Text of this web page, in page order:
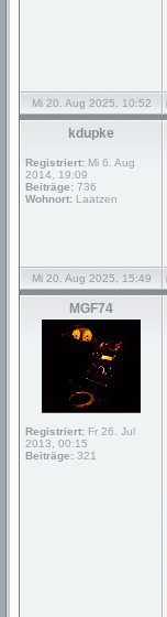
Mi 20. Aug 2025, 10:52
kdupke
Registriert: Mi 6. Aug
2014, 19:09
Beiträge: 736
Wohnort: Laatzen
Mi 20. Aug 2025, 15:49
MGF74
Registriert: Fr 26. Jul
2013, 00:15
Beiträge: 321